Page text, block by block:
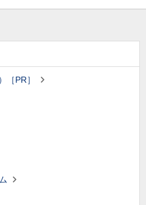
［PR］